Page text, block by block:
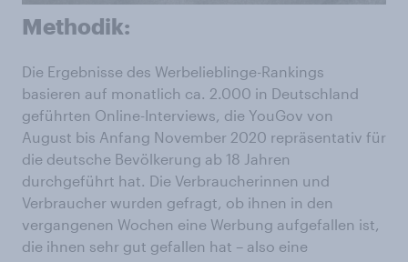
Methodik:
Die Ergebnisse des Werbelieblinge-Rankings
basieren auf monatlich ca. 2.000 in Deutschland
geführten Online-Interviews, die YouGov von
August bis Anfang November 2020 repräsentativ für
die deutsche Bevölkerung ab 18 Jahren
durchgeführt hat. Die Verbraucherinnen und
Verbraucher wurden gefragt, ob ihnen in den
vergangenen Wochen eine Werbung aufgefallen ist,
die ihnen sehr gut gefallen hat – also eine